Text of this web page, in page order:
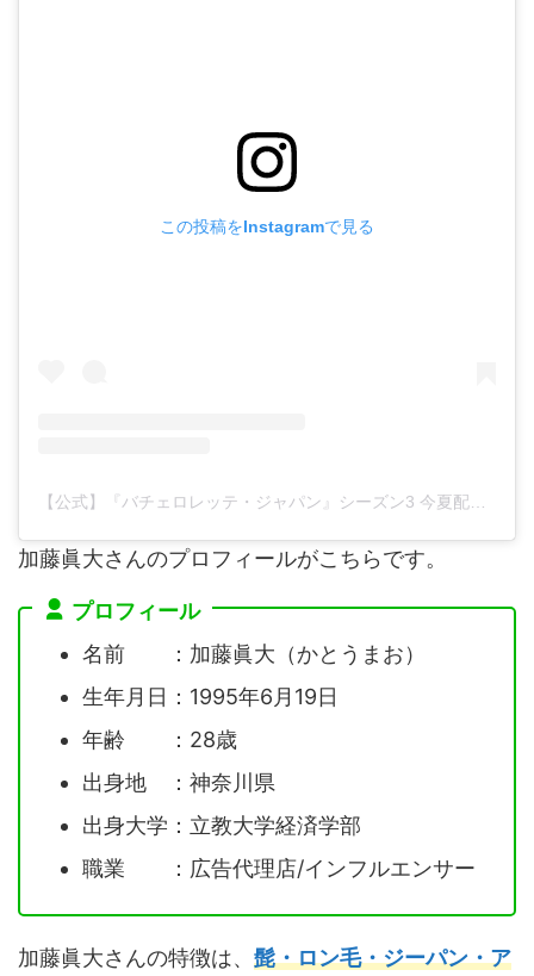
この投稿をInstagramで見る
加藤眞大さんのプロフィールがこちらです。
プロフィール
名前 ：加藤眞大（かとうまお）
生年月日：1995年6月19日
年齢 ：28歳
出身地 ：神奈川県
出身大学：立教大学経済学部
職業 ：広告代理店/インフルエンサー
加藤眞大さんの特徴は、 髭・ロン毛・ジーパン・ア